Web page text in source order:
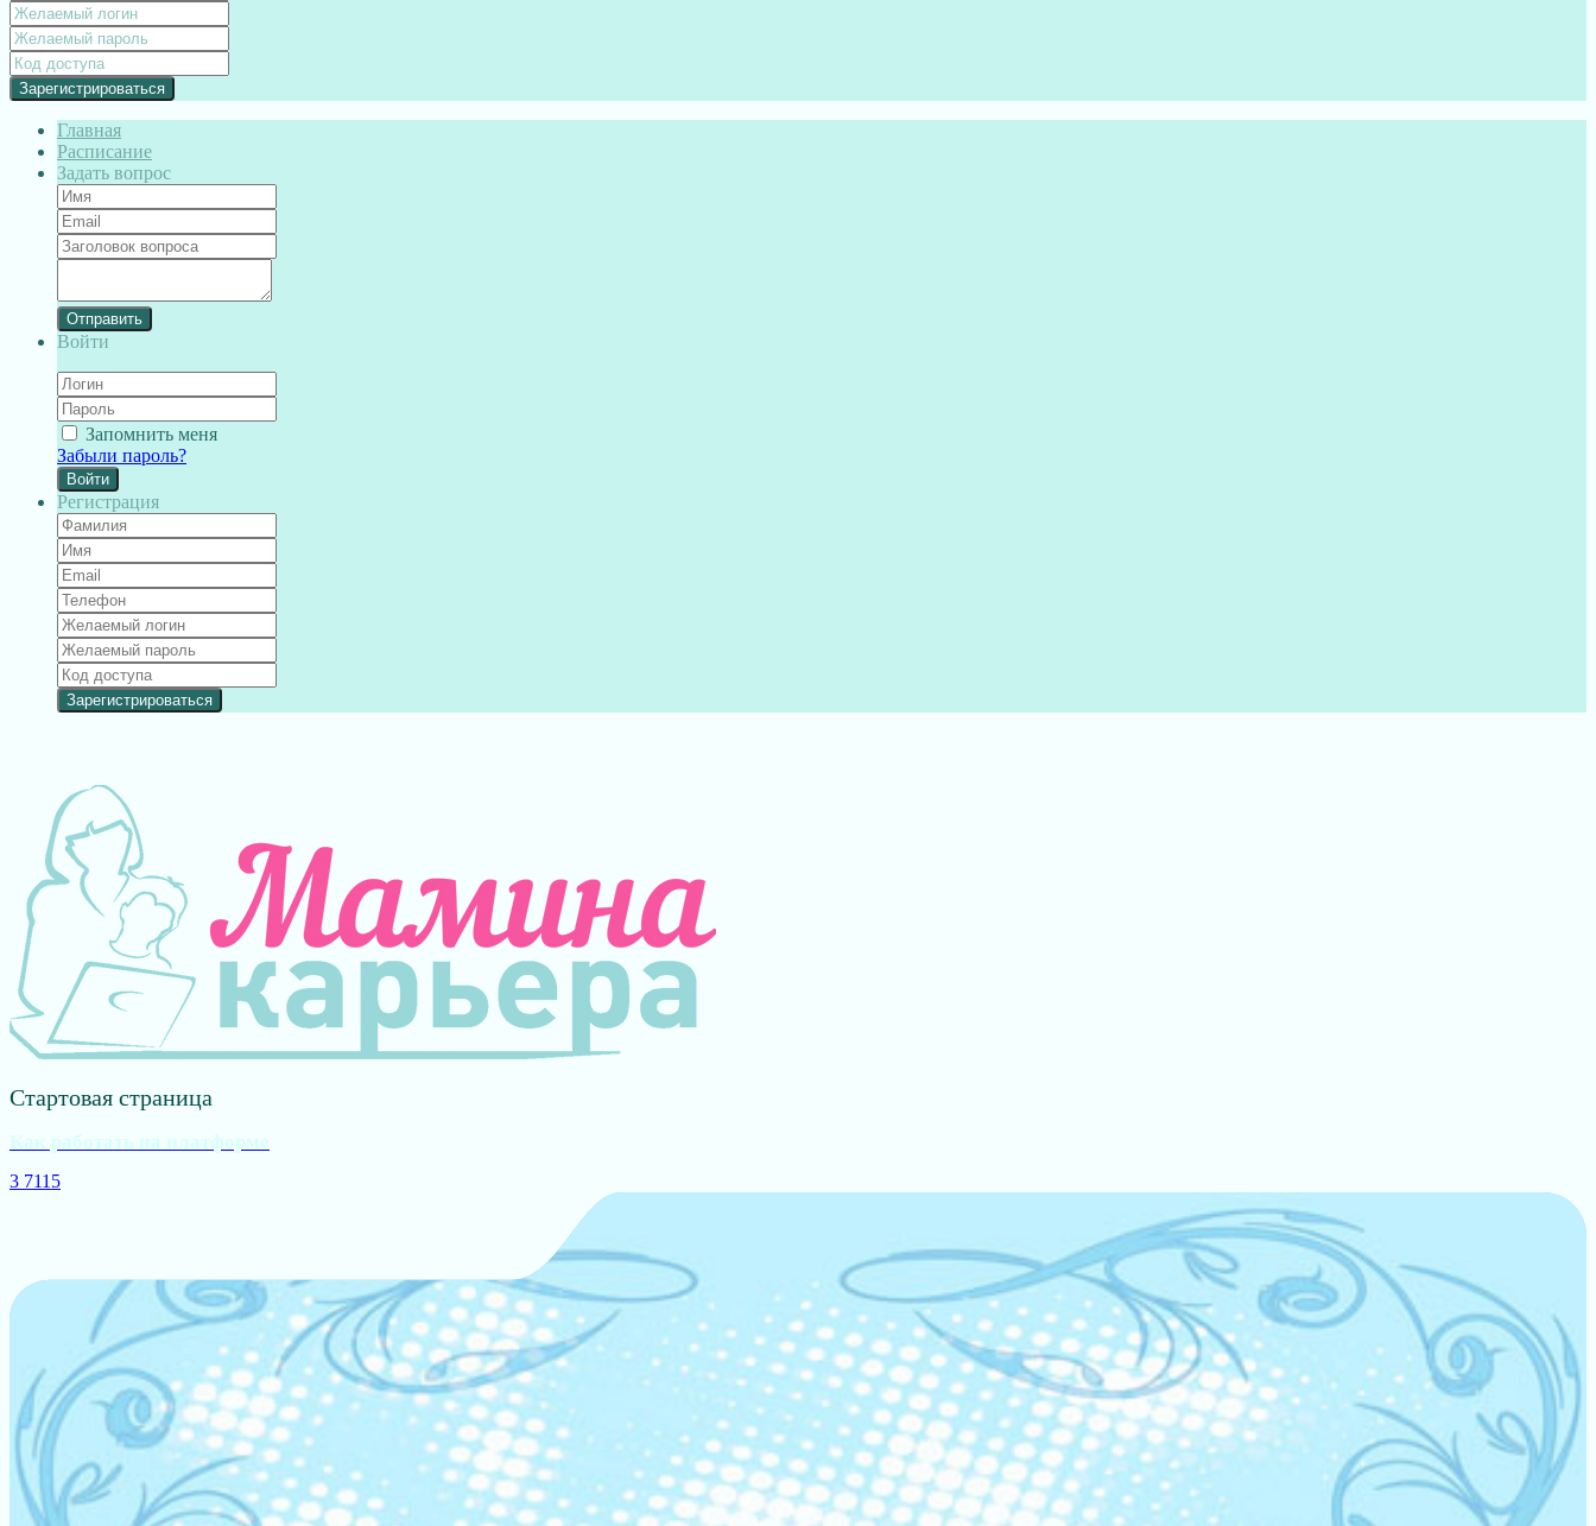
Главная
Расписание
Задать вопрос
Отправить
Войти
Запомнить меня
Забыли пароль?
Войти
Регистрация
Стартовая страница
Как работать на платформе
3 7115